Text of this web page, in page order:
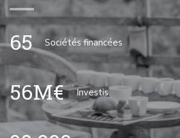
65 Sociétés financées
56M€ Investis